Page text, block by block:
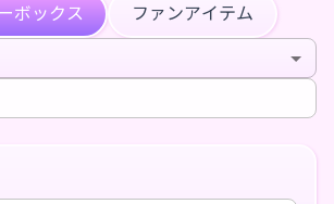
ボックス ファンアイテム